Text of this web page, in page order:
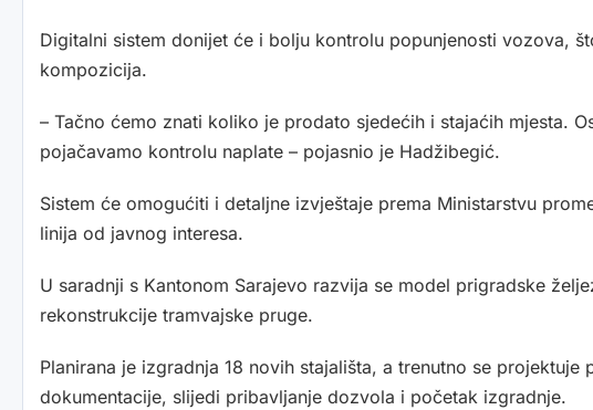
Digitalni sistem donijet će i bolju kontrolu popunjenosti vozova,
kompozicija.
– Tačno ćemo znati koliko je prodato sjedećih i stajaćih mjesta.
pojačavamo kontrolu naplate – pojasnio je Hadžibegić.
Sistem će omogućiti i detaljne izvještaje prema Ministarstvu
linija od javnog interesa.
U saradnji s Kantonom Sarajevo razvija se model prigradske
rekonstrukcije tramvajske pruge.
Planirana je izgradnja 18 novih stajališta, a trenutno se
dokumentacije, slijedi pribavljanje dozvola i početak izgradnje.